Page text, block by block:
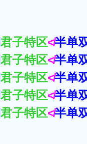
君子特区≮半单
君子特区≮半单
君子特区≮半单
君子特区≮半单
君子特区≮半单